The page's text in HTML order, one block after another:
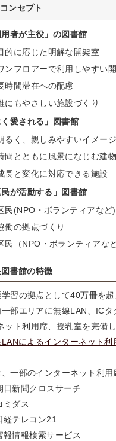
ンセプト
用者が主役」の図書館
的に応じた明解な開架室
ンフロアーで利用しやすい
時間滞在への配慮
にもやさしい施設づくり
く愛される」図書館
るく、親しみやすいイメージ
間とともに風景になじむ建物
長と変化に対応できる施設
民が活動する」図書館
民(NPO・ボランティアな
働の拠点づくり
民（NPO・ボランティアな
書館の特徴
習の拠点として40万冊を
部エリアに無線LAN、IC
ット利用席、授乳室を完備
によるインターネット利
一部のインターネット利用
新聞クロスサーチ
ダス
テレコン21
情報検索サービス